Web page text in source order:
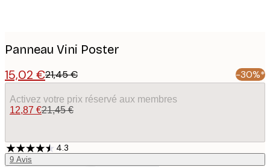
Panneau Vini Poster
15,02 €21,45 € -30%*
Activez votre prix réservé aux membres
12,87 €21,45 €
4.3
9 Avis